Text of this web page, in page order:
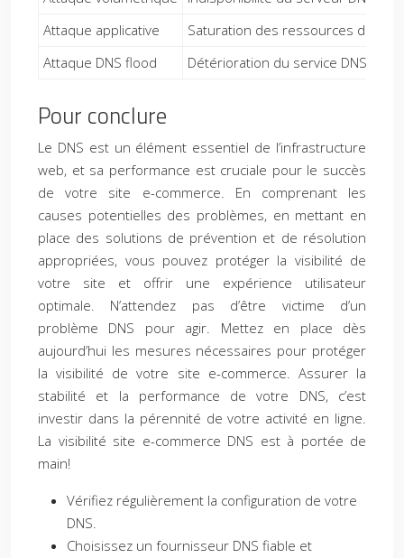
Attaque applicative
Saturation des ressources du
Attaque DNS flood
Détérioration du service DNS,
Pour conclure
Le DNS est un élément essentiel de l’infrastructure
web, et sa performance est cruciale pour le succès
de votre site e-commerce. En comprenant les
causes potentielles des problèmes, en mettant en
place des solutions de prévention et de résolution
appropriées, vous pouvez protéger la visibilité de
votre site et offrir une expérience utilisateur
optimale. N’attendez pas d’être victime d’un
problème DNS pour agir. Mettez en place dès
aujourd’hui les mesures nécessaires pour protéger
la visibilité de votre site e-commerce. Assurer la
stabilité et la performance de votre DNS, c’est
investir dans la pérennité de votre activité en ligne.
La visibilité site e-commerce DNS est à portée de
main!
Vérifiez régulièrement la configuration de votre
DNS.
Choisissez un fournisseur DNS fiable et